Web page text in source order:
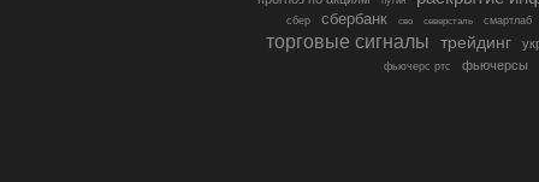
сбер сбербанк сво северсталь смартлаб
торговые сигналы трейдинг
фьючерс ртс фьючерсы